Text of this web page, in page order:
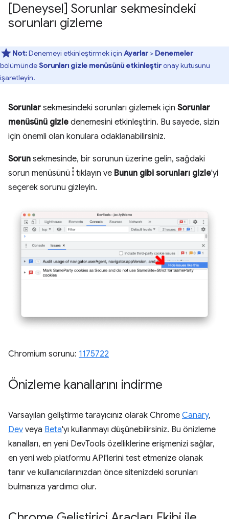
[Deneysel] Sorunlar sekmesindeki
sorunları gizleme
Not:Denemeyi etkinleştirmek için Ayarlar > Denemeler
bölümündeSorunları gizle menüsünü etkinleştironay kutusunu
işaretleyin.
Sorunlar sekmesindeki sorunları gizlemek için Sorunlar
menüsünü gizle denemesini etkinleştirin. Bu sayede, sizin
için önemli olan konulara odaklanabilirsiniz.
Sorun sekmesinde, bir sorunun üzerine gelin, sağdaki
sorun menüsünü
tıklayın ve Bunun gibi sorunları gizle'yi
seçerek sorunu gizleyin.
Chromium sorunu: 1175722
Önizleme kanallarını indirme
Varsayılan geliştirme tarayıcınız olarak Chrome Canary,
Dev veya Beta'yı kullanmayı düşünebilirsiniz. Bu önizleme
kanalları, en yeni DevTools özelliklerine erişmenizi sağlar,
en yeni web platformu API'lerini test etmenize olanak
tanır ve kullanıcılarınızdan önce sitenizdeki sorunları
bulmanıza yardımcı olur.